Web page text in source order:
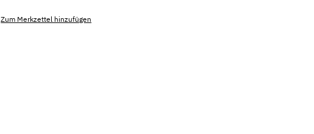
Zum Merkzettel hinzufügen